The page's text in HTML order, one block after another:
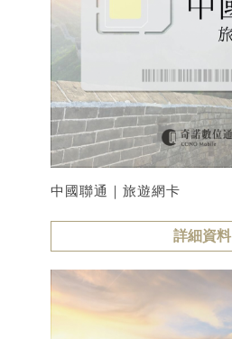
中國聯通｜旅遊網卡
詳細資料